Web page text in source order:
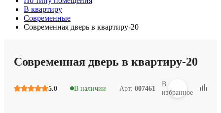
В квартиру
Современные
Современная дверь в квартиру-20
Современная дверь в квартиру-20
5.0 В наличии Арт: 007461
В
избранное